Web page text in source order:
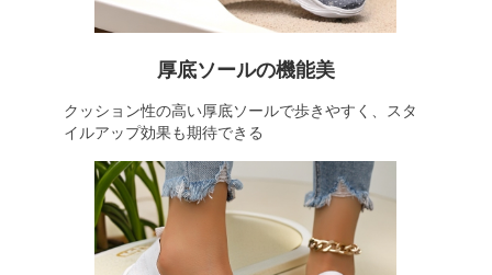
厚底ソールの機能美
クッション性の高い厚底ソールで歩きやすく、スタ
イルアップ効果も期待できる